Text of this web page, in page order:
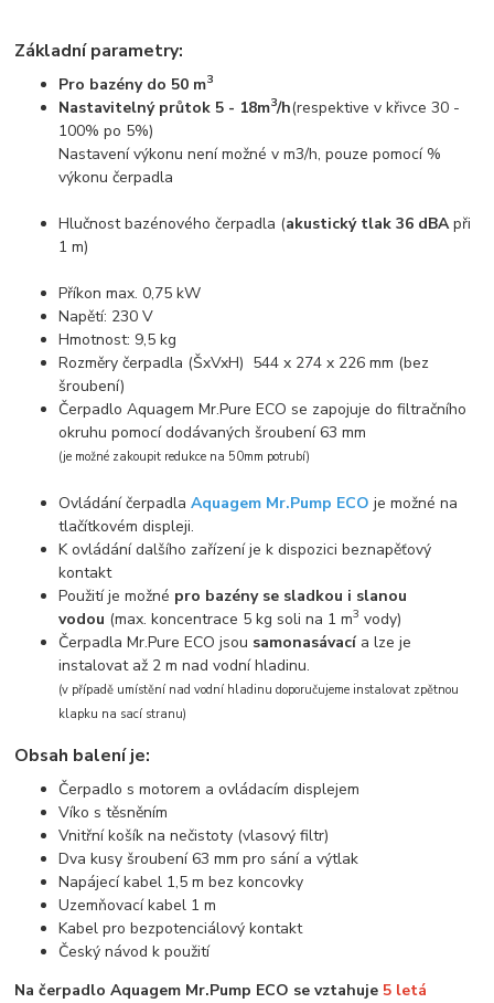
Základní parametry:
Pro bazény do 50 m3
Nastavitelný průtok 5 - 18m3/h(respektive v křivce 30 -
100% po 5%)
Nastavení výkonu není možné v m3/h, pouze pomocí %
výkonu čerpadla
Hlučnost bazénového čerpadla (akustický tlak 36 dBApři
1 m)
Příkon max. 0,75 kW
Napětí: 230 V
Hmotnost: 9,5 kg
Rozměry čerpadla (ŠxVxH) 544 x 274 x 226 mm (bez
šroubení)
Čerpadlo Aquagem Mr.Pure ECO se zapojuje do filtračního
okruhu pomocí dodávaných šroubení 63 mm
(je možné zakoupit redukce na 50mm potrubí)
Ovládání čerpadlaAquagem Mr.Pump ECO je možné na
tlačítkovém displeji.
K ovládání dalšího zařízení je k dispozici beznapěťový
kontakt
Použití je možné pro bazény se sladkou i slanou
vodou (max. koncentrace 5 kg soli na 1 m3 vody)
Čerpadla Mr.Pure ECO jsou samonasávacía lze je
instalovat až 2 m nad vodní hladinu.
(v případě umístění nad vodní hladinu doporučujeme instalovat zpětnou
klapku na sací stranu)
Obsah balení je:
Čerpadlo s motorem a ovládacím displejem
Víko s těsněním
Vnitřní košík na nečistoty (vlasový filtr)
Dva kusy šroubení 63 mm pro sání a výtlak
Napájecí kabel 1,5 m bez koncovky
Uzemňovací kabel 1 m
Kabel pro bezpotenciálový kontakt
Český návod k použití
Na čerpadlo Aquagem Mr.Pump ECO se vztahuje 5 letá